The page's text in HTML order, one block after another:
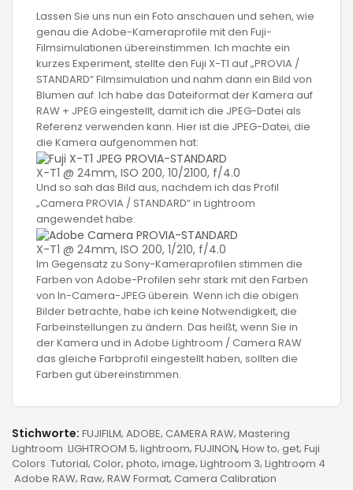
Lassen Sie uns nun ein Foto anschauen und sehen, wie
genau die Adobe-Kameraprofile mit den Fuji-
Filmsimulationen übereinstimmen. Ich machte ein
kurzes Experiment, stellte den Fuji X-T1 auf „PROVIA /
STANDARD“ Filmsimulation und nahm dann ein Bild von
Blumen auf. Ich habe das Dateiformat der Kamera auf
RAW + JPEG eingestellt, damit ich die JPEG-Datei als
Referenz verwenden kann. Hier ist die JPEG-Datei, die
die Kamera aufgenommen hat:
X-T1 @ 24mm, ISO 200, 10/2100, f/4.0
Und so sah das Bild aus, nachdem ich das Profil
„Camera PROVIA / STANDARD“ in Lightroom
angewendet habe:
X-T1 @ 24mm, ISO 200, 1/210, f/4.0
Im Gegensatz zu Sony-Kameraprofilen stimmen die
Farben von Adobe-Profilen sehr stark mit den Farben
von In-Camera-JPEG überein. Wenn ich die obigen
Bilder betrachte, habe ich keine Notwendigkeit, die
Farbeinstellungen zu ändern. Das heißt, wenn Sie in
der Kamera und in Adobe Lightroom / Camera RAW
das gleiche Farbprofil eingestellt haben, sollten die
Farben gut übereinstimmen.
Stichworte: FUJIFILM ADOBE CAMERA RAW Mastering
Lightroom LIGHTROOM 5 lightroom FUJINON How to get Fuji
Colors Tutorial Color photo image Lightroom 3 Lightroom 4
Adobe RAW Raw RAW Format Camera Calibration